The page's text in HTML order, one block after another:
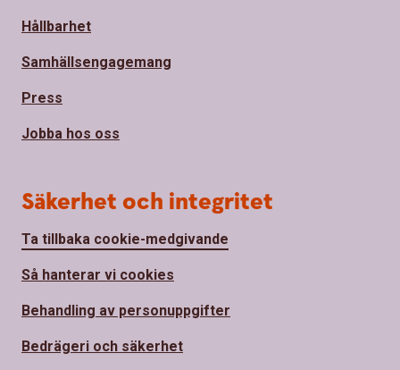
Hållbarhet
Samhällsengagemang
Press
Jobba hos oss
Säkerhet och integritet
Ta tillbaka cookie-medgivande
Så hanterar vi cookies
Behandling av personuppgifter
Bedrägeri och säkerhet